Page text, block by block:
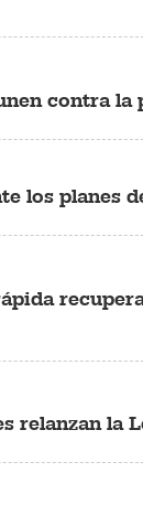
contra la
los planes
relanzan la